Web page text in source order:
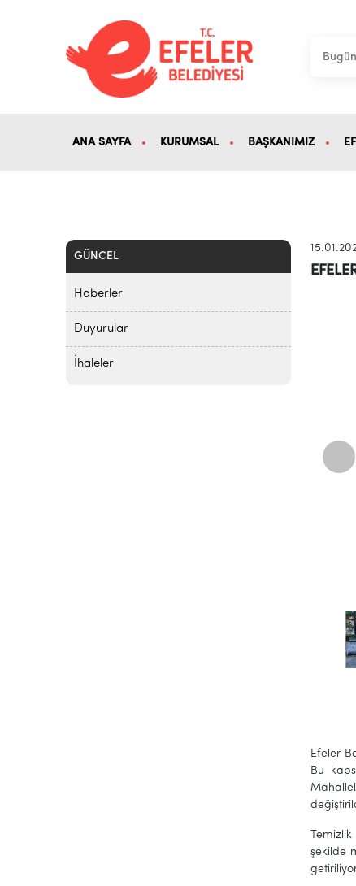
ANA SAYFA KURUMSAL BAŞKANIMIZ
GÜNCEL
Haberler
Duyurular
İhaleler
Efeler
Bu
şekilde